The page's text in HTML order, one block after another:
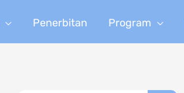
Penerbitan Program